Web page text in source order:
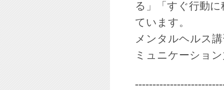
る」「すぐ行動
ています。
メンタルヘルス
ミュニケーショ